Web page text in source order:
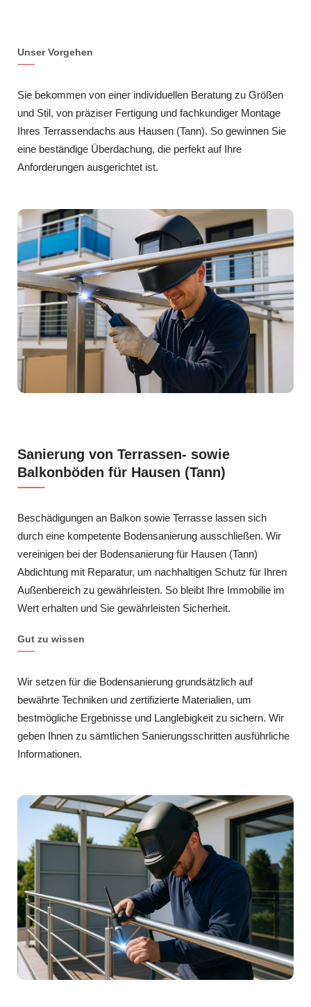
Unser Vorgehen
Sie bekommen von einer individuellen Beratung zu Größen
und Stil, von präziser Fertigung und fachkundiger Montage
Ihres Terrassendachs aus Hausen (Tann). So gewinnen Sie
eine beständige Überdachung, die perfekt auf Ihre
Anforderungen ausgerichtet ist.
Sanierung von Terrassen- sowie
Balkonböden für Hausen (Tann)
Beschädigungen an Balkon sowie Terrasse lassen sich
durch eine kompetente Bodensanierung ausschließen. Wir
vereinigen bei der Bodensanierung für Hausen (Tann)
Abdichtung mit Reparatur, um nachhaltigen Schutz für Ihren
Außenbereich zu gewährleisten. So bleibt Ihre Immobilie im
Wert erhalten und Sie gewährleisten Sicherheit.
Gut zu wissen
Wir setzen für die Bodensanierung grundsätzlich auf
bewährte Techniken und zertifizierte Materialien, um
bestmögliche Ergebnisse und Langlebigkeit zu sichern. Wir
geben Ihnen zu sämtlichen Sanierungsschritten ausführliche
Informationen.